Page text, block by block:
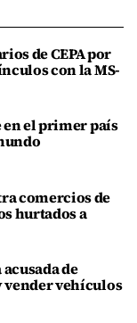
de CEPA por
con la MS-
en el primer país
comercios de
hurtados a
de
vehículos